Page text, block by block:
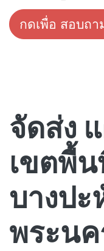
กดเพื่อ สอบถา
จัดส่ง
เขตพื้
บางป
พระน